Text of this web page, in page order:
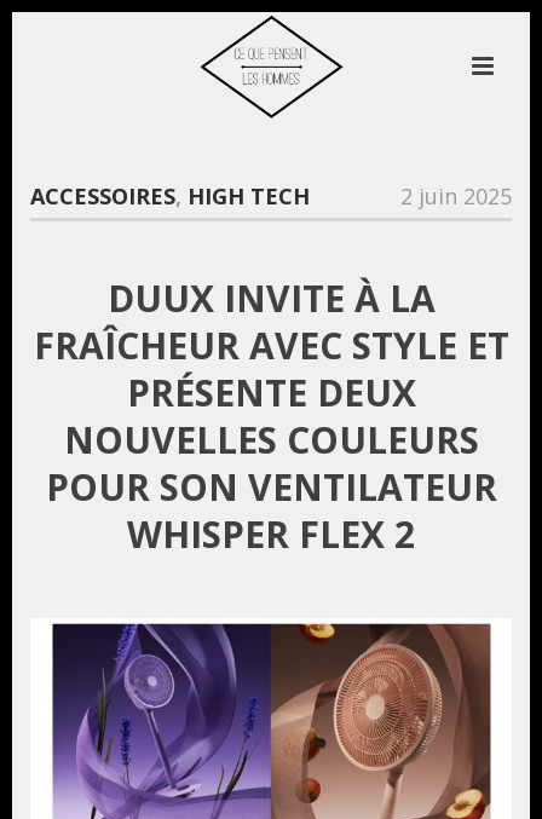
ACCESSOIRES, HIGH TECH 2 juin 2025
DUUX INVITE À LA
FRAÎCHEUR AVEC STYLE ET
PRÉSENTE DEUX
NOUVELLES COULEURS
POUR SON VENTILATEUR
WHISPER FLEX 2